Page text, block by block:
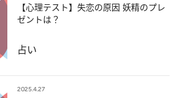
【心理テスト】失恋の原因 妖精のプレ
ゼントは？
占い
2025.4.27